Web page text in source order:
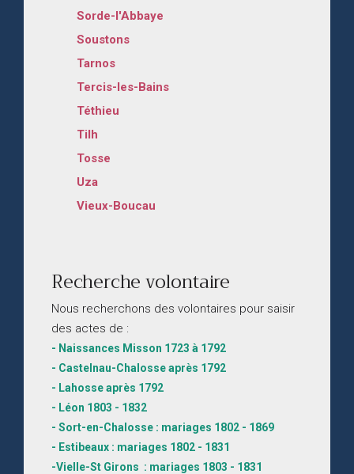
Sorde-l'Abbaye
Soustons
Tarnos
Tercis-les-Bains
Téthieu
Tilh
Tosse
Uza
Vieux-Boucau
Recherche volontaire
Nous recherchons des volontaires pour saisir
des actes de :
- Naissances Misson 1723 à 1792
- Castelnau-Chalosse après 1792
- Lahosse après 1792
- Léon 1803 - 1832
- Sort-en-Chalosse : mariages 1802 - 1869
- Estibeaux : mariages 1802 - 1831
-Vielle-St Girons : mariages 1803 - 1831